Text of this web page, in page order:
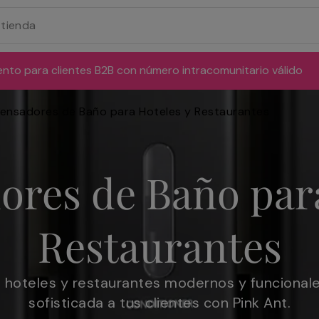
para clientes B2B con número intracomunitario válido
de Baño para Hoteles y Restaurantes
de Baño
Restaurantes
y restaurantes modernos y
sofisticada a tus clientes con Pink Ant.